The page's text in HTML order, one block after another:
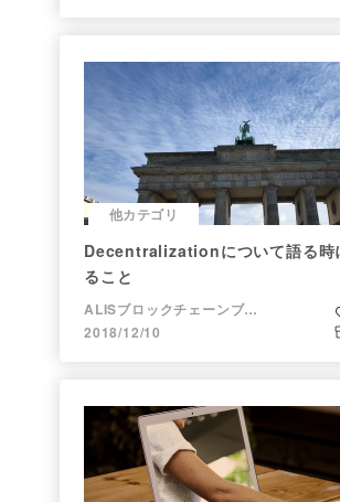
他カテゴリ
Decentralizationについて語る時
ること
ALISブロックチェーンブログ
2018/12/10